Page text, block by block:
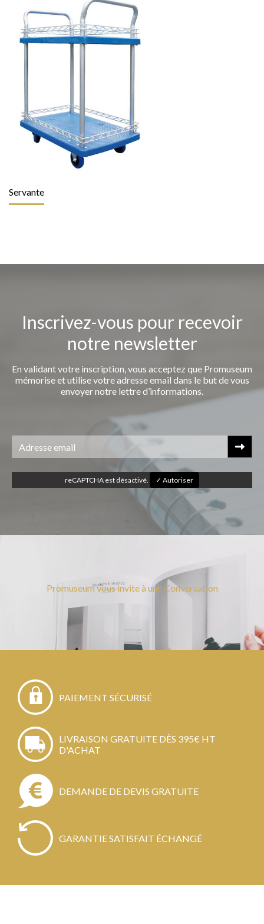
Servante
Inscrivez-vous pour recevoir
notre newsletter
En validant votre inscription, vous acceptez que Promuseum
mémorise et utilise votre adresse email dans le but de vous
envoyer notre lettre d’informations.
reCAPTCHA est désactivé. ✓ Autoriser
Promuseum vous invite à une Conversation
PAIEMENT SÉCURISÉ
LIVRAISON GRATUITE DÈS 395€ HT
D'ACHAT
DEMANDE DE DEVIS GRATUITE
GARANTIE SATISFAIT ÉCHANGÉ